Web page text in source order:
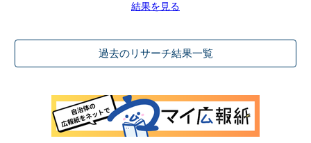
結果を見る
過去のリサーチ結果一覧